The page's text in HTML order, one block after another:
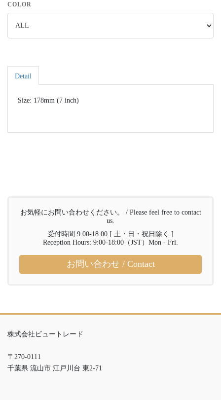
COLOR
Detail
Size: 178mm (7 inch)
お気軽にお問い合わせください。 / Please feel free to contact
us.
受付時間 9:00-18:00 [ 土・日・祝日除く ]
Reception Hours: 9:00-18:00（JST）Mon - Fri.
お問い合わせ / Contact
株式会社ビュートレード
〒270-0111
千葉県 流山市 江戸川台 東2-71